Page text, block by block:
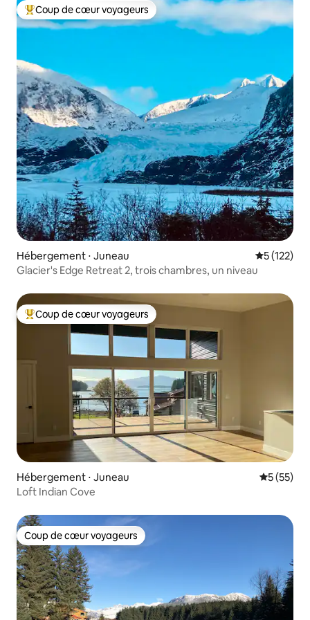
Coups de cœur voyageurs les plus appréciés
Coup de cœur voyageurs
Hébergement ⋅ Juneau Évaluation
5 (122)
Glacier's Edge Retreat 2, trois chambres, un niveau
Coups de cœur voyageurs les plus appréciés
Coup de cœur voyageurs
Hébergement ⋅ Juneau
5 (55)
Loft Indian Cove
Coup de cœur voyageurs
Coup de cœur voyageurs